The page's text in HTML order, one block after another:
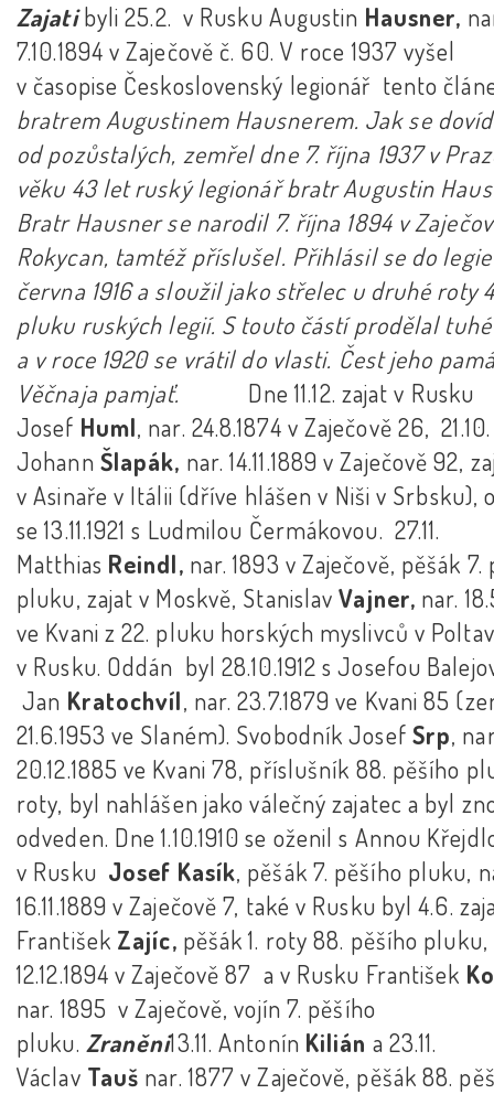
Zajatibyli 25.2. v Rusku Augustin Hausner,
7.10.1894 v Zaječově č. 60. V roce 1937 vyšel
v časopise Československý legionář tento
bratrem Augustinem Hausnerem. Jak se
od pozůstalých, zemřel dne 7. října 1937 v
věku 43 let ruský legionář bratr Augustin
Bratr Hausner se narodil 7. října 1894 v
Rokycan, tamtéž příslušel. Přihlásil se do
června 1916 a sloužil jako střelec u druhé roty
pluku ruských legií. S touto částí prodělal
a v roce 1920 se vrátil do vlasti. Čest jeho
Věčnaja pamjať. Dne 11.12. zajat v Rusku
Josef Huml, nar. 24.8.1874 v Zaječově 26,
Johann Šlapák, nar. 14.11.1889 v Zaječově 92,
v Asinaře v Itálii (dříve hlášen v Niši v Srbsku),
se 13.11.1921 s Ludmilou Čermákovou. 27.11.
Matthias Reindl, nar. 1893 v Zaječově, pěšák 7.
pluku, zajat v Moskvě, StanislavVajner, nar.
ve Kvani z 22. pluku horských myslivců v
v Rusku. Oddán byl 28.10.1912 s Josefou
Jan Kratochvíl, nar. 23.7.1879 ve Kvani 85
21.6.1953 ve Slaném). Svobodník Josef Srp,
20.12.1885 ve Kvani 78, příslušník 88. pěšího
roty, byl nahlášen jako válečný zajatec a byl
odveden. Dne 1.10.1910 se oženil s Annou
v Rusku Josef Kasík, pěšák 7. pěšího pluku,
16.11.1889 v Zaječově 7, také v Rusku byl 4.6.
František Zajíc, pěšák 1. roty 88. pěšího pluku,
12.12.1894 v Zaječově 87 a v Rusku František
nar. 1895 v Zaječově, vojín 7. pěšího
pluku. Zraněni13.11. Antonín Kilián a 23.11.
Václav Tauš nar. 1877 v Zaječově, pěšák 88.